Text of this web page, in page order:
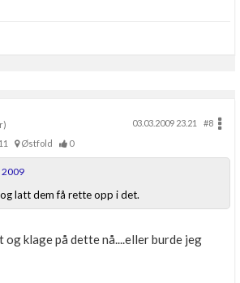
03.03.2009 23.21
#8
11
Østfold 0
2009
latt dem få rette opp i det.
og klage på dette nå....eller burde jeg